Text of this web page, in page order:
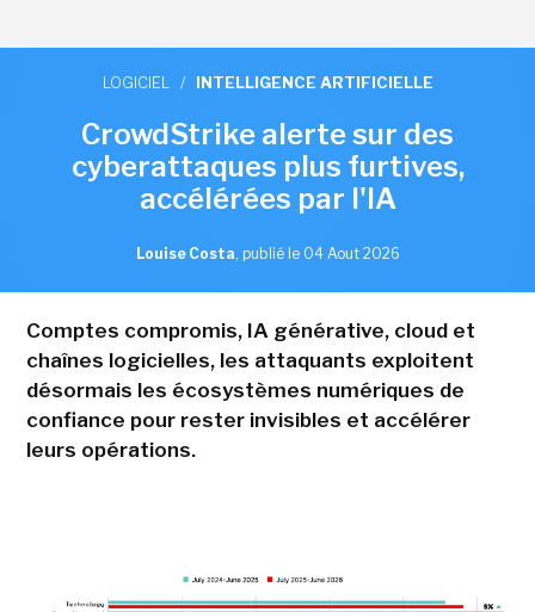
LOGICIEL / INTELLIGENCE ARTIFICIELLE
CrowdStrike alerte sur des
cyberattaques plus furtives,
accélérées par l'IA
Louise Costa, publié le 04 Aout 2026
Comptes compromis, IA générative, cloud et
chaînes logicielles, les attaquants exploitent
désormais les écosystèmes numériques de
confiance pour rester invisibles et accélérer
leurs opérations.